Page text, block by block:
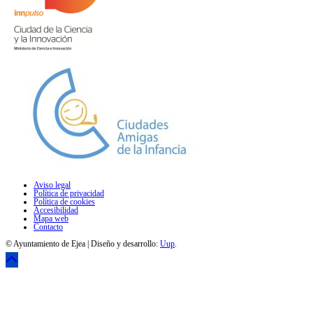
Aviso legal
Política de privacidad
Política de cookies
Accesibilidad
Mapa web
Contacto
© Ayuntamiento de Ejea | Diseño y desarrollo: Uup.